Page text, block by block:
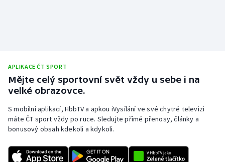
Moderní pětiboj
Motorsport
Olympijské hry
Parasport
Plavání
APLIKACE ČT SPORT
Mějte celý sportovní svět vždy u sebe i na
velké obrazovce.
S mobilní aplikací, HbbTV a apkou iVysílání ve své chytré televizi
máte ČT sport vždy po ruce. Sledujte přímé přenosy, články a
bonusový obsah kdekoli a kdykoli.